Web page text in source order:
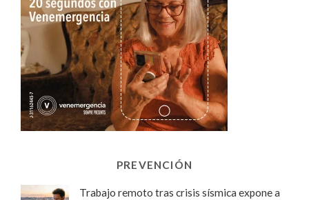
PREVENCIÓN
Trabajo remoto tras crisis sísmica expone a